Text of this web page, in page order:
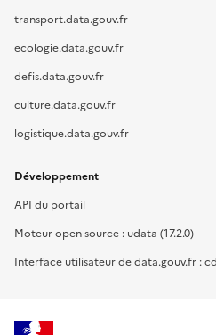
transport.data.gouv.fr
ecologie.data.gouv.fr
defis.data.gouv.fr
culture.data.gouv.fr
logistique.data.gouv.fr
Développement
API du portail
Moteur open source : udata (17.2.0)
Interface utilisateur de data.gouv.fr :